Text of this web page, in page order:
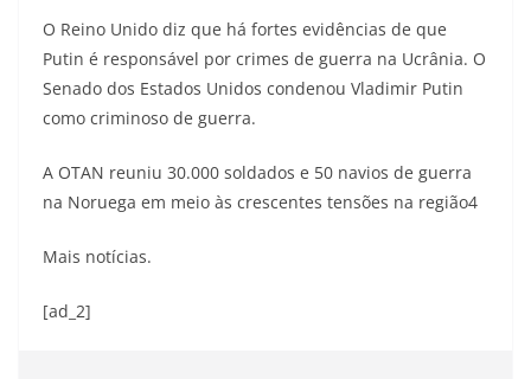
O Reino Unido diz que há fortes evidências de que
Putin é responsável por crimes de guerra na Ucrânia. O
Senado dos Estados Unidos condenou Vladimir Putin
como criminoso de guerra.
A OTAN reuniu 30.000 soldados e 50 navios de guerra
na Noruega em meio às crescentes tensões na região4
Mais notícias.
[ad_2]